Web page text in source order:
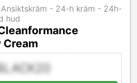
- 24-h kräm - 24h-
hud